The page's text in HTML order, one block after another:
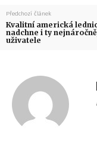
Předchozí článek
Kvalitní americká
nadchne i ty
uživatele